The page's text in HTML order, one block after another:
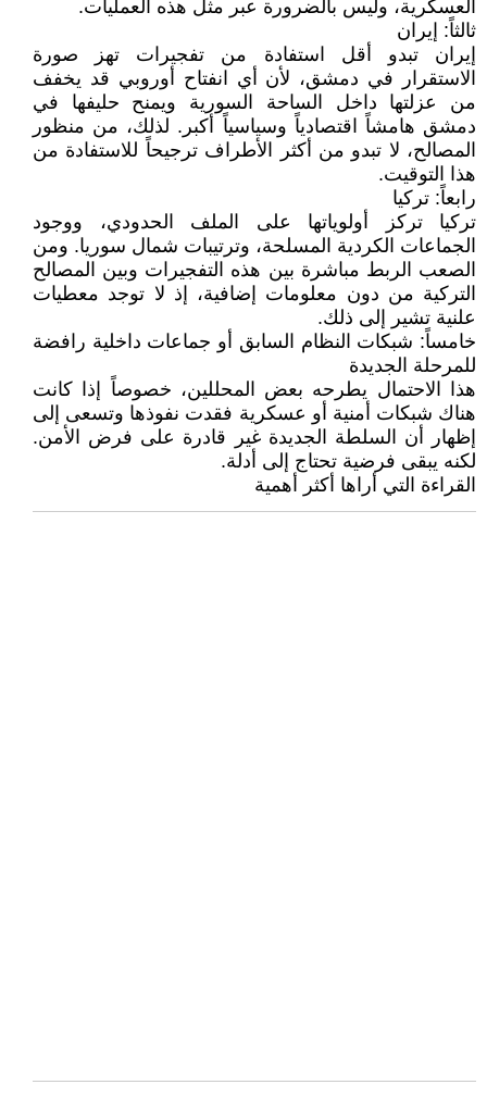
العسكرية، وليس بالضرورة عبر مثل هذه العمليات.
ثالثاً: إيران
إيران تبدو أقل استفادة من تفجيرات تهز صورة
الاستقرار في دمشق، لأن أي انفتاح أوروبي قد يخفف
من عزلتها داخل الساحة السورية ويمنح حليفها في
دمشق هامشاً اقتصادياً وسياسياً أكبر. لذلك، من منظور
المصالح، لا تبدو من أكثر الأطراف ترجيحاً للاستفادة من
هذا التوقيت.
رابعاً: تركيا
تركيا تركز أولوياتها على الملف الحدودي، ووجود
الجماعات الكردية المسلحة، وترتيبات شمال سوريا. ومن
الصعب الربط مباشرة بين هذه التفجيرات وبين المصالح
التركية من دون معلومات إضافية، إذ لا توجد معطيات
علنية تشير إلى ذلك.
خامساً: شبكات النظام السابق أو جماعات داخلية رافضة
للمرحلة الجديدة
هذا الاحتمال يطرحه بعض المحللين، خصوصاً إذا كانت
هناك شبكات أمنية أو عسكرية فقدت نفوذها وتسعى إلى
إظهار أن السلطة الجديدة غير قادرة على فرض الأمن.
لكنه يبقى فرضية تحتاج إلى أدلة.
القراءة التي أراها أكثر أهمية